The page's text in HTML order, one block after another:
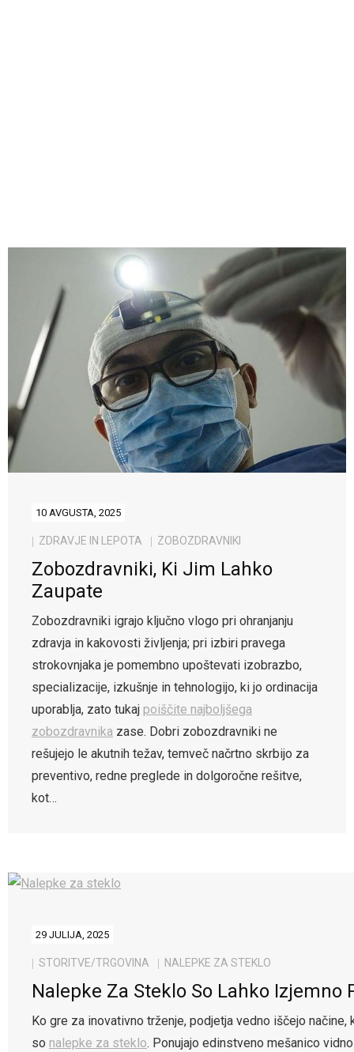
10 AVGUSTA, 2025
ZDRAVJE IN LEPOTA ZOBOZDRAVNIKI
Zobozdravniki, Ki Jim Lahko
Zaupate
Zobozdravniki igrajo ključno vlogo pri ohranjanju
zdravja in kakovosti življenja; pri izbiri pravega
strokovnjaka je pomembno upoštevati izobrazbo,
specializacije, izkušnje in tehnologijo, ki jo ordinacija
uporablja, zato tukaj poiščite najboljšega
zobozdravnika zase. Dobri zobozdravniki ne
rešujejo le akutnih težav, temveč načrtno skrbijo za
preventivo, redne preglede in dolgoročne rešitve,
kot…
29 JULIJA, 2025
STORITVE/TRGOVINA NALEPKE ZA STEKLO
Nalepke Za Steklo So Lahko Izjemno
Ko gre za inovativno trženje, podjetja vedno iščejo
so nalepke za steklo. Ponujajo edinstveno mešanico